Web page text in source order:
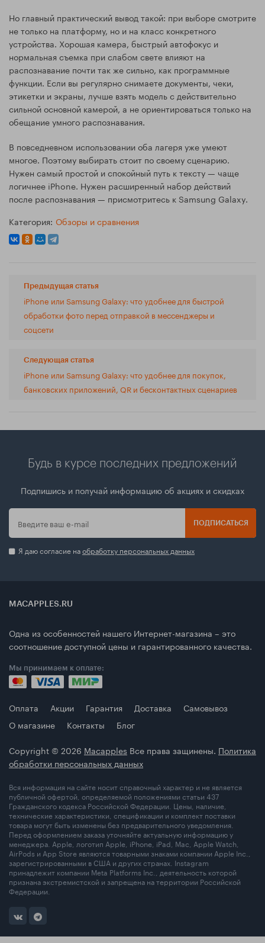
Но главный практический вывод такой: при выборе смотрите
не только на платформу, но и на класс конкретного
устройства. Хорошая камера, быстрый автофокус и
нормальная съемка при слабом свете влияют на
распознавание почти так же сильно, как программные
функции. Если вы регулярно снимаете документы, чеки,
этикетки и экраны, лучше взять модель с действительно
сильной основной камерой, а не ориентироваться только на
обещание умного распознавания.
В повседневном использовании оба лагеря уже умеют
многое. Поэтому выбирать стоит по своему сценарию.
Нужен самый простой и спокойный путь к тексту — чаще
логичнее iPhone. Нужен расширенный набор действий
после распознавания — присмотритесь к Samsung Galaxy.
Категория: Обзоры и сравнения
Предыдущая статья
iPhone или Samsung Galaxy: что удобнее для быстрой
обработки фото перед отправкой в мессенджеры и
соцсети
Следующая статья
iPhone или Samsung Galaxy: что удобнее для покупок,
банковских приложений, QR и бесконтактных сценариев
Будь в курсе последних предложений
Подпишись и получай информацию об акциях и скидках
ПОДПИСАТЬСЯ
Я даю согласие наобработку персональных данных
MACAPPLES.RU
Одна из особенностей нашего Интернет-магазина – это
соотношение доступной цены и гарантированного качества.
Мы принимаем к оплате:
Оплата Акции Гарантия Доставка
Самовывоз
О магазине
Контакты
Блог
Copyright © 2026 Macapples Все права защинены. Политика
обработки персональных данных
Вся информация на сайте носит справочный характер и не является
публичной офертой, определяемой положениями статьи 437
Гражданского кодекса Российской Федерации. Цены, наличие,
технические характеристики, спецификации и комплект поставки
товара могут быть изменены без предварительного уведомления.
Перед оформлением заказа уточняйте актуальную информацию у
менеджера. Apple, логотип Apple, iPhone, iPad, Mac, Apple Watch,
AirPods и App Store являются товарными знаками компании Apple Inc.,
зарегистрированными в США и других странах. Instagram
принадлежит компании Meta Platforms Inc., деятельность которой
признана экстремистской и запрещена на территории Российской
Федерации.